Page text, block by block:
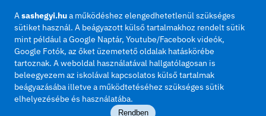
Asashegyi.hua működéshez elengedhetetlenül
sütiket használ. A beágyazott külső tartalmakhoz
mint például a Google Naptár, Youtube/Facebook
Google Fotók, az őket üzemetető oldalak
tartoznak. A weboldal használatával hallgatólagosan
beleegyezem az iskolával kapcsolatos külső
beágyazásába illetve a működtetéséhez szükséges